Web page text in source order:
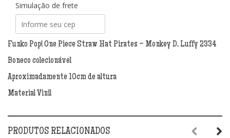
Piece
Straw
Hat
Pirates
Monkey
D.
Luffy
2334
Simulação de frete
Funko Pop! One Piece Straw Hat Pirates – Monkey D. Luffy 2334
Boneco colecionável
Aproximadamente 10cm de altura
Material Vinil
PRODUTOS RELACIONADOS